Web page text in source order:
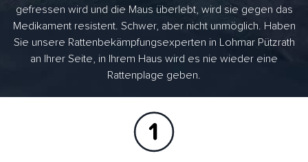
gefressen wird und die Maus überlebt, wird sie gegen das
Medikament resistent. Schwer, aber nicht unmöglich. Haben
Sie unsere Rattenbekämpfungsexperten in Lohmar Pützrath
an Ihrer Seite, in Ihrem Haus wird es nie wieder eine
Rattenplage geben.